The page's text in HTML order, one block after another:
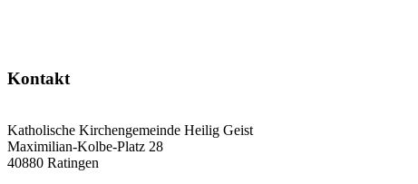
Kontakt
Katholische Kirchengemeinde Heilig Geist
Maximilian-Kolbe-Platz 28
40880 Ratingen